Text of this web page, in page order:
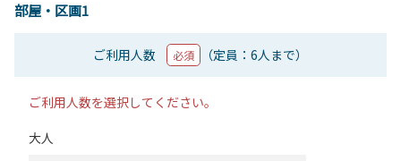
部屋・区画1
ご利用人数 必須 （定員：6人まで）
ご利用人数を選択してください。
大人